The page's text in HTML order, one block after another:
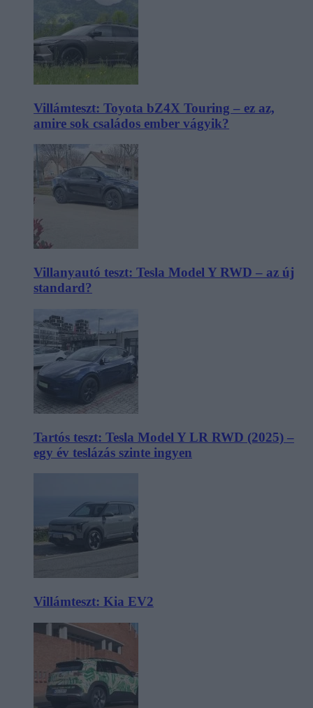
Villámteszt: Toyota bZ4X Touring – ez az,
amire sok családos ember vágyik?
Villanyautó teszt: Tesla Model Y RWD – az új
standard?
Tartós teszt: Tesla Model Y LR RWD (2025) –
egy év teslázás szinte ingyen
Villámteszt: Kia EV2